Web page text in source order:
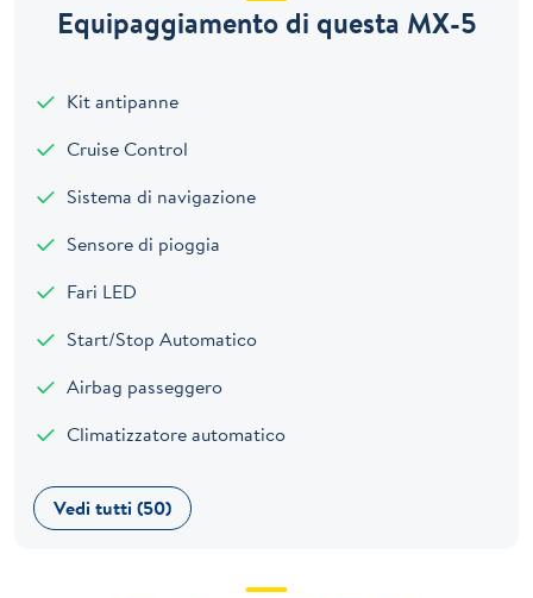
Equipaggiamento di questa MX-5
Kit antipanne
Cruise Control
Sistema di navigazione
Sensore di pioggia
Fari LED
Start/Stop Automatico
Airbag passeggero
Climatizzatore automatico
Vedi tutti (50)